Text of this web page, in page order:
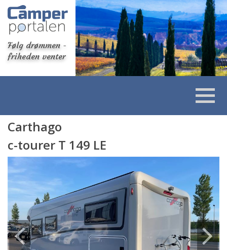
Følg drømmen -
friheden venter
Carthago
c-tourer T 149 LE